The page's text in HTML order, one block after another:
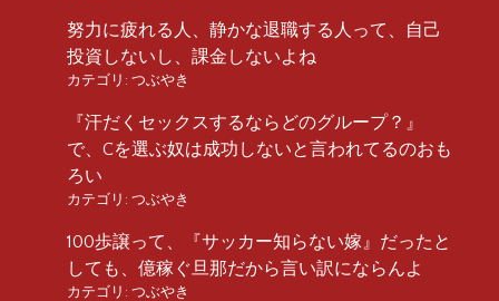
努力に疲れる人、静かな退職する人って、自己
投資しないし、課金しないよね
カテゴリ: つぶやき
『汗だくセックスするならどのグループ？』
で、Cを選ぶ奴は成功しないと言われてるのおも
ろい
カテゴリ: つぶやき
100歩譲って、『サッカー知らない嫁』だったと
しても、億稼ぐ旦那だから言い訳にならんよ
カテゴリ: つぶやき